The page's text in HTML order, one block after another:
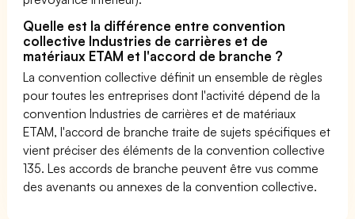
Quelle est la différence entre convention
collective Industries de carrières et de
matériaux ETAM et l'accord de branche ?
La convention collective définit un ensemble de règles
pour toutes les entreprises dont l'activité dépend de la
convention Industries de carrières et de matériaux
ETAM, l'accord de branche traite de sujets spécifiques et
vient préciser des éléments de la convention collective
135. Les accords de branche peuvent être vus comme
des avenants ou annexes de la convention collective.